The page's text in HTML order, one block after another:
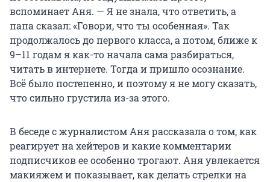
вспоминает Аня. — Я не знала, что ответить, а
папа сказал: «Говори, что ты особенная». Так
продолжалось до первого класса, а потом, ближе к
9–11 годам я как-то начала сама разбираться,
читать в интернете. Тогда и пришло осознание.
Всё было постепенно, и поэтому я не могу сказать,
что сильно грустила из-за этого.
В беседе с журналистом Аня рассказала о том, как
реагирует на хейтеров и какие комментарии
подписчиков ее особенно трогают. Аня увлекается
макияжем и показывает, как делать стрелки на